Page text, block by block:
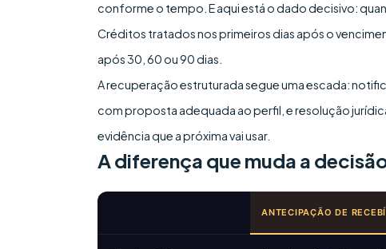
conforme o tempo. E aqui está o dado decisivo:
Créditos tratados nos primeiros dias após o
após 30, 60 ou 90 dias.
A recuperação estruturada segue uma escada:
com proposta adequada ao perfil, e resolução
evidência que a próxima vai usar.
A diferença que muda a
ANTECIPAÇÃO DE